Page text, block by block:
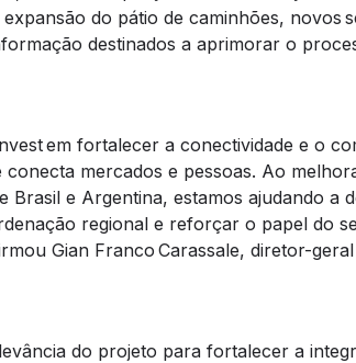
do pátio de caminhões, novos
destinados a aprimorar o
em fortalecer a conectividade e o
mercados e pessoas. Ao
Brasil e Argentina, estamos ajudando a
regional e reforçar o papel do
Gian Franco Carassale, diretor-
do projeto para fortalecer a